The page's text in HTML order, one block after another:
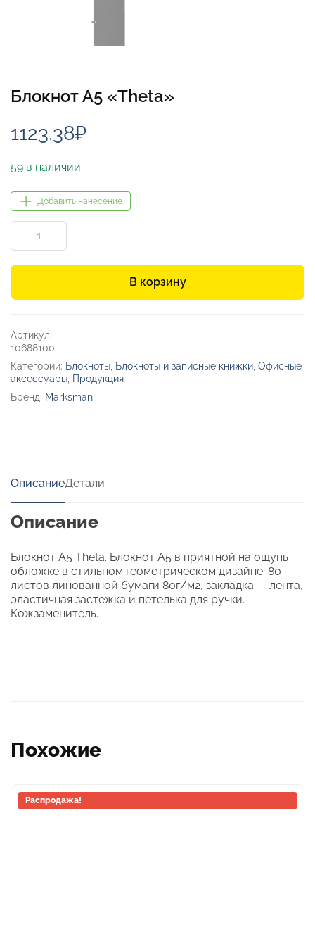
Блокнот А5 «Theta»
1123,38₽
59 в наличии
Добавить нанесение
Количество
товара
Блокнот
А5
В корзину
Артикул:
10688100
Категории: Блокноты Блокноты и записные книжки Офисные
аксессуары Продукция
Бренд: Marksman
ОписаниеДетали
Описание
Блокнот А5 Theta. Блокнот А5 в приятной на ощупь
обложке в стильном геометрическом дизайне. 80
листов линованной бумаги 80г/м2, закладка — лента,
эластичная застежка и петелька для ручки.
Кожзаменитель.
Похожие
Распродажа!